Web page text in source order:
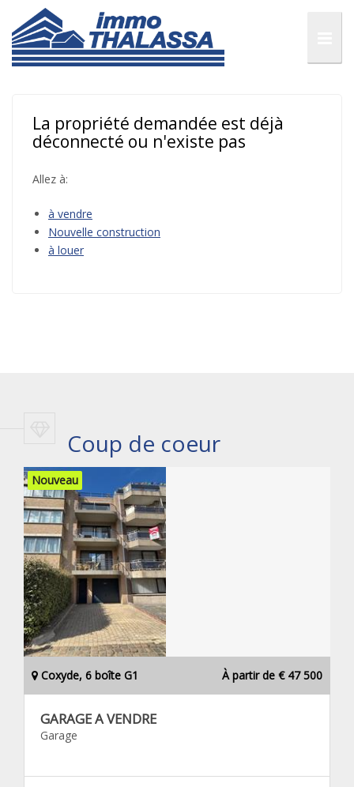
La propriété demandée est déjà
déconnecté ou n'existe pas
Allez à:
à vendre
Nouvelle construction
à louer
Coup de coeur
Nouveau
Coxyde, 6 boîte G1 À partir de € 47 500
GARAGE A VENDRE
Garage